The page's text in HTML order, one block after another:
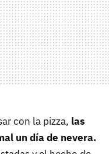
con la pizza, las
un día de nevera.